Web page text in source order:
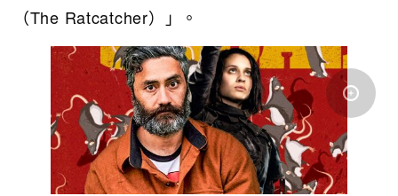
（The Ratcatcher）」。